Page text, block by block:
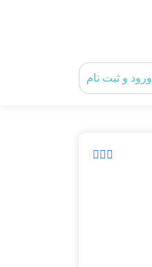
ورود و ثبت نام